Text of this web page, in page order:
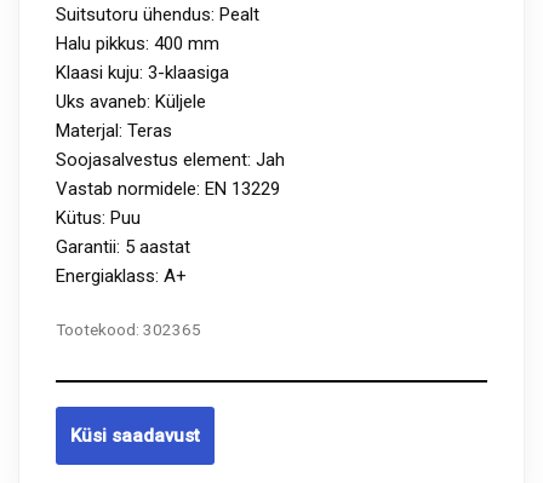
Suitsutoru ühendus: Pealt
Halu pikkus: 400 mm
Klaasi kuju: 3-klaasiga
Uks avaneb: Küljele
Materjal: Teras
Soojasalvestus element: Jah
Vastab normidele: EN 13229
Kütus: Puu
Garantii: 5 aastat
Energiaklass: A+
Tootekood: 302365
Küsi saadavust